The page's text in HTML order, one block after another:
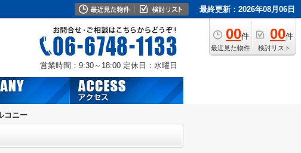
最終更新：2026年08月06日
00件
最近見た物件
00件
検討リスト
営業時間：9:30～18:00 定休日：水曜日
コニー